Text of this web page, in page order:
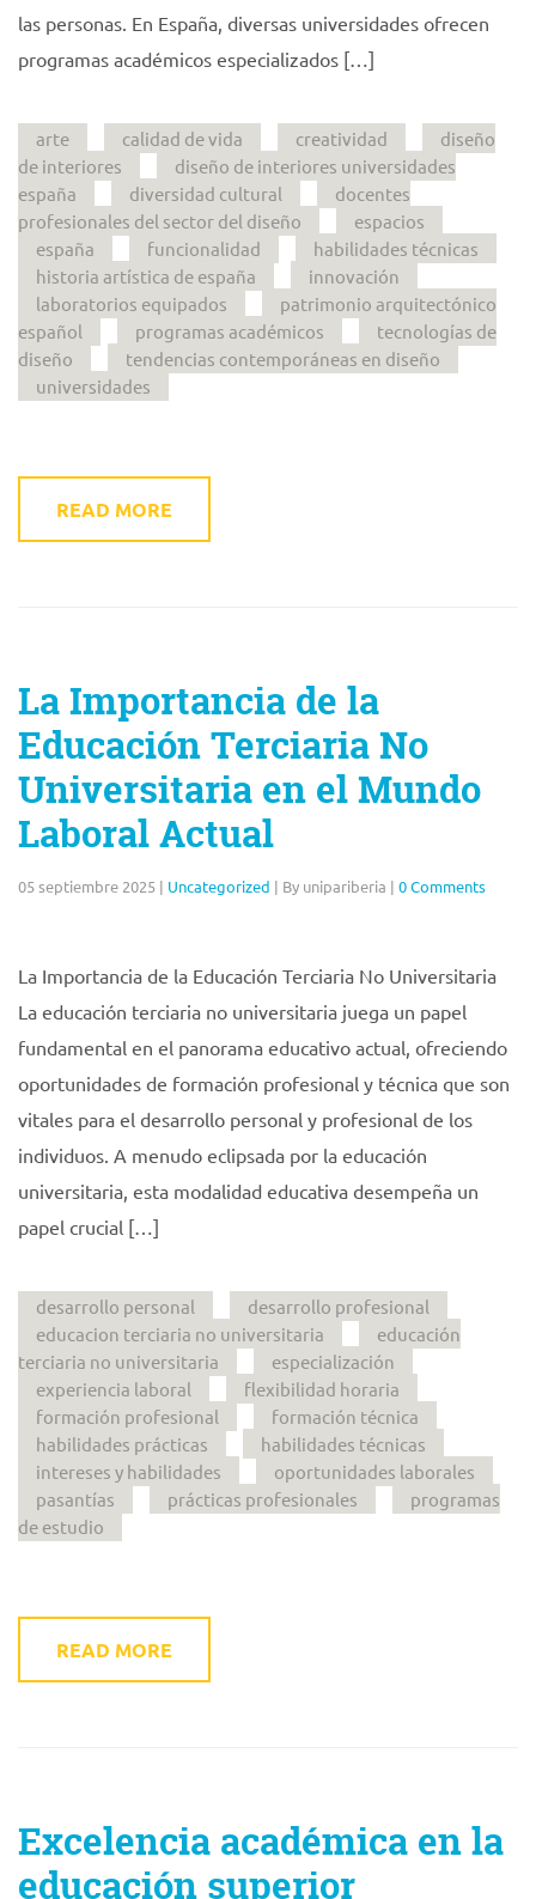
las personas. En España, diversas universidades ofrecen
programas académicos especializados […]
arte calidad de vida creatividad
diseño
de interiores
diseño de interiores universidades
españa
diversidad cultural
docentes
profesionales del sector del diseño
espacios
españa
funcionalidad
habilidades técnicas
historia artística de españa
innovación
laboratorios equipados
patrimonio arquitectónico
español
programas académicos
tecnologías de
diseño
tendencias contemporáneas en diseño
universidades
READ MORE
La Importancia de la
Educación Terciaria No
Universitaria en el Mundo
Laboral Actual
05 septiembre 2025 | Uncategorized | By unipariberia | 0 Comments
La Importancia de la Educación Terciaria No Universitaria
La educación terciaria no universitaria juega un papel
fundamental en el panorama educativo actual, ofreciendo
oportunidades de formación profesional y técnica que son
vitales para el desarrollo personal y profesional de los
individuos. A menudo eclipsada por la educación
universitaria, esta modalidad educativa desempeña un
papel crucial […]
desarrollo personal
desarrollo profesional
educacion terciaria no universitaria
educación
terciaria no universitaria
especialización
experiencia laboral
flexibilidad horaria
formación profesional
formación técnica
habilidades prácticas
habilidades técnicas
intereses y habilidades
oportunidades laborales
pasantías
prácticas profesionales
programas
de estudio
READ MORE
Excelencia académica en la
educación superior